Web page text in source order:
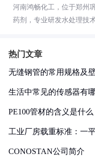
河南鸿畅化工，位于郑州
药剂，专业研发水处理技
热门文章
无缝钢管的常用规格及
生活中常见的传感器有
PE100管材的含义是什么
工业厂房载重标准：一
CONOSTAN公司简介